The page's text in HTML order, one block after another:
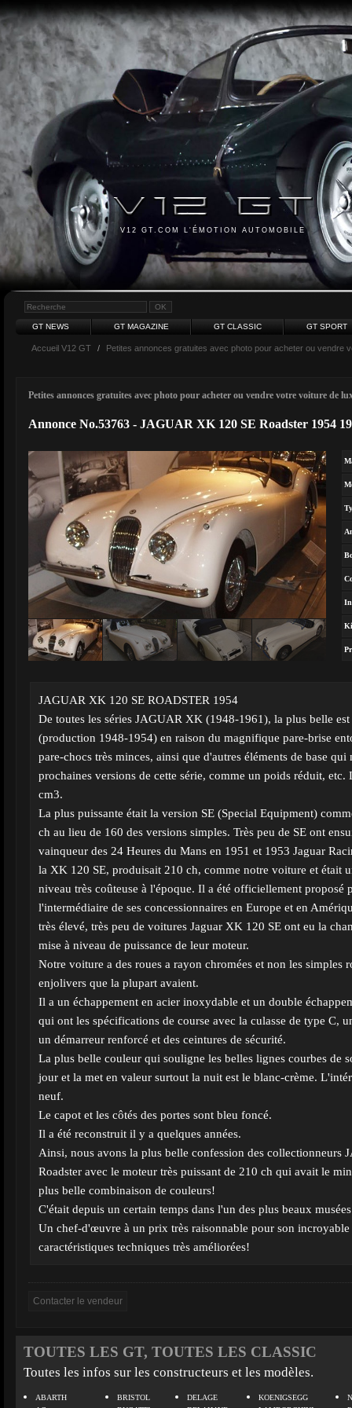
V12 GT.COM L'ÉMOTION AUTOMOBILE
GT NEWS GT MAGAZINE GT CLASSIC GT SPORT
Accueil V12 GT / Petites annonces gratuites avec photo pour acheter ou vendre
Petites annonces gratuites avec photo pour acheter ou vendre votre voiture de
Annonce No.53763 - JAGUAR XK 120 SE Roadster 1954
JAGUAR XK 120 SE ROADSTER 1954
De toutes les séries JAGUAR XK (1948-1961), la plus belle
(production 1948-1954) en raison du magnifique pare-brise
pare-chocs très minces, ainsi que d'autres éléments de base qui
prochaines versions de cette série, comme un poids réduit, etc.
cm3.
La plus puissante était la version SE (Special Equipment)
ch au lieu de 160 des versions simples. Très peu de SE ont
vainqueur des 24 Heures du Mans en 1951 et 1953 Jaguar
la XK 120 SE, produisait 210 ch, comme notre voiture et était
niveau très coûteuse à l'époque. Il a été officiellement proposé
l'intermédiaire de ses concessionnaires en Europe et en
très élevé, très peu de voitures Jaguar XK 120 SE ont eu la
mise à niveau de puissance de leur moteur.
Notre voiture a des roues a rayon chromées et non les simples
enjolivers que la plupart avaient.
Il a un échappement en acier inoxydable et un double
qui ont les spécifications de course avec la culasse de type C,
un démarreur renforcé et des ceintures de sécurité.
La plus belle couleur qui souligne les belles lignes courbes de
jour et la met en valeur surtout la nuit est le blanc-crème.
neuf.
Le capot et les côtés des portes sont bleu foncé.
Il a été reconstruit il y a quelques années.
Ainsi, nous avons la plus belle confession des collectionneurs
Roadster avec le moteur très puissant de 210 ch qui avait le
plus belle combinaison de couleurs!
C'était depuis un certain temps dans l'un des plus beaux
Un chef-d'œuvre à un prix très raisonnable pour son incroyable
caractéristiques techniques très améliorées!
TOUTES LES GT, TOUTES LES CLASSIC
Toutes les infos sur les constructeurs et les modèles.
ABARTH
BRISTOL
DELAGE
KOENIGSEGG